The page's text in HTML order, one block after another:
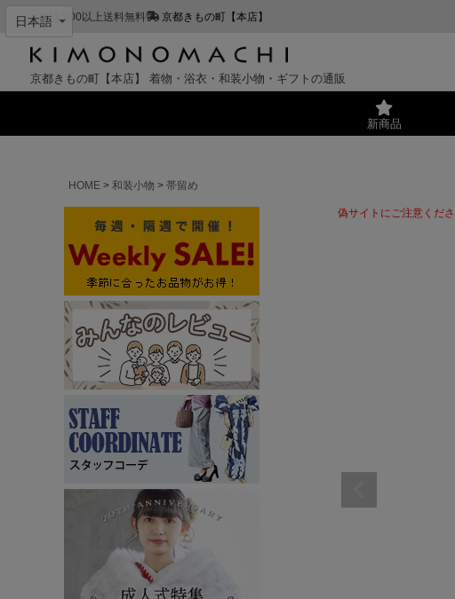
¥11,000以上送料無料 京都きもの町【本店】
京都きもの町【本店】 着物・浴衣・和装小物・ギフトの通販
新商品
HOME
和装小物 帯留め
偽サイトにご注意くだ